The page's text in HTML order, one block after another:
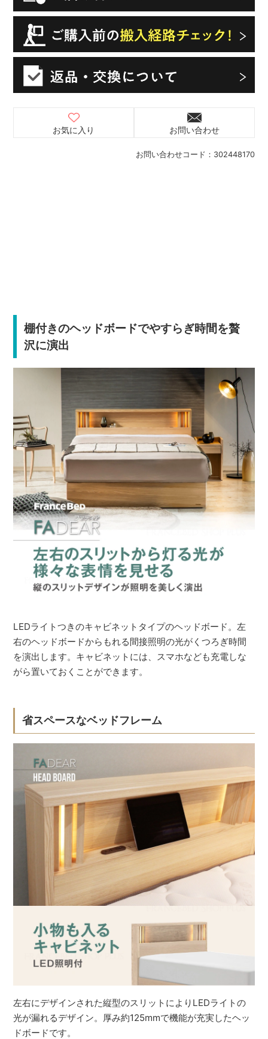
お問い合わせコード： 302448170
お気に入り お問い合わせ
棚付きのヘッドボードでやすらぎ時間を贅
沢に演出
LEDライトつきのキャビネットタイプのヘッドボード。左
右のヘッドボードからもれる間接照明の光がくつろぎ時間
を演出します。キャビネットには、スマホなども充電しな
がら置いておくことができます。
省スペースなベッドフレーム
左右にデザインされた縦型のスリットによりLEDライトの
光が漏れるデザイン。厚み約125mmで機能が充実したヘッ
ドボードです。